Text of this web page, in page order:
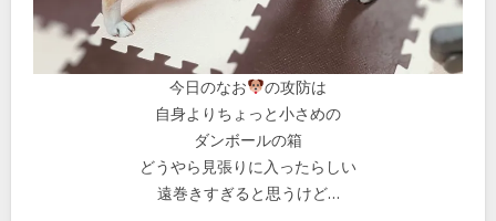
今日のなお
の攻防は
自身よりちょっと小さめの
ダンボールの箱
どうやら見張りに入ったらしい
遠巻きすぎると思うけど…